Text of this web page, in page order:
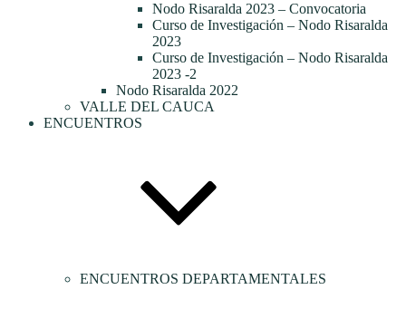
Nodo Risaralda 2023 – Convocatoria
Curso de Investigación – Nodo Risaralda
2023
Curso de Investigación – Nodo Risaralda
2023 -2
Nodo Risaralda 2022
VALLE DEL CAUCA
ENCUENTROS
ENCUENTROS DEPARTAMENTALES